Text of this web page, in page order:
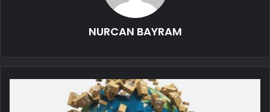
NURCAN BAYRAM